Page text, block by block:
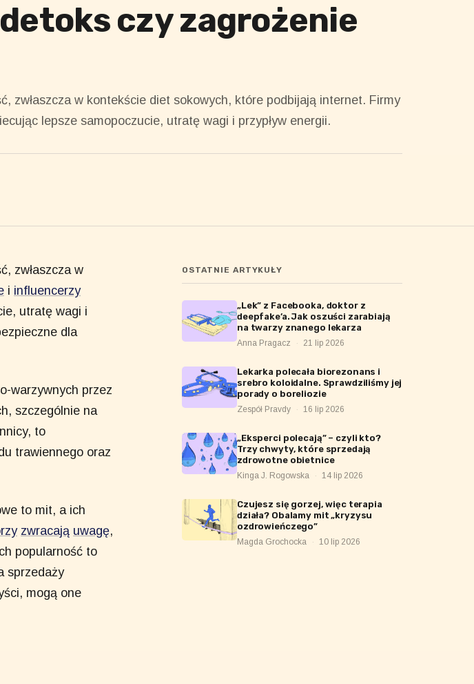
czy zagrożenie
zwłaszcza w kontekście diet sokowych, które podbijają internet. Firmy
lepsze samopoczucie, utratę wagi i przypływ energii.
zwłaszcza w
i influencerzy
utratę wagi i
dla
warzywnych przez
szczególnie na
to
trawiennego oraz
to mit, a ich
zwracają uwagę,
popularność to
sprzedaży
mogą one
OSTATNIE ARTYKUŁY
„Lek” z Facebooka, doktor z
deepfake’a. Jak oszuści zarabiają
na twarzy znanego lekarza
Anna Pragacz · 21 lip 2026
Lekarka polecała biorezonans i
srebro koloidalne. Sprawdziliśmy jej
porady o boreliozie
Zespół Pravdy · 16 lip 2026
„Eksperci polecają” – czyli kto?
Trzy chwyty, które sprzedają
zdrowotne obietnice
Kinga J. Rogowska · 14 lip 2026
Czujesz się gorzej, więc terapia
działa? Obalamy mit „kryzysu
ozdrowieńczego”
Magda Grochocka · 10 lip 2026